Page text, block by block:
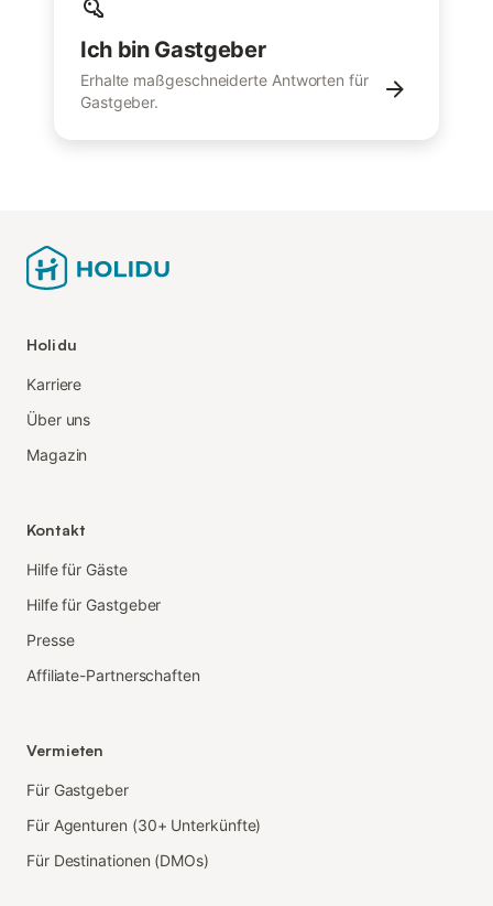
Ich bin Gastgeber
Erhalte maßgeschneiderte Antworten für
Gastgeber.
Holidu
Karriere
Über uns
Magazin
Kontakt
Hilfe für Gäste
Hilfe für Gastgeber
Presse
Affiliate-Partnerschaften
Vermieten
Für Gastgeber
Für Agenturen (30+ Unterkünfte)
Für Destinationen (DMOs)